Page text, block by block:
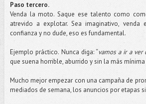
Paso tercero.
Venda la moto. Saque ese talento como
atrevido a explotar. Sea imaginativo, venda
confianza y no dude, eso es fundamental.
Ejemplo práctico. Nunca diga: “vamos a ir a ver
que suena horrible, aburrido y sin la más
Mucho mejor empezar con una campaña de
mediados de semana, los anuncios por etapas